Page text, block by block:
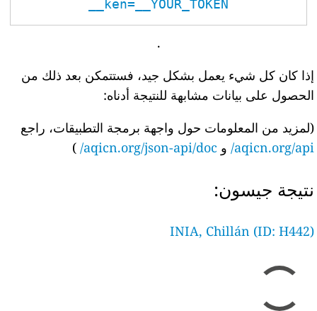
ken=__YOUR_TOKEN__
.
إذا كان كل شيء يعمل بشكل جيد، فستتمكن بعد ذلك من
الحصول على بيانات مشابهة للنتيجة أدناه:
(لمزيد من المعلومات حول واجهة برمجة التطبيقات، راجع
aqicn.org/api/ و aqicn.org/json-api/doc/
)
نتيجة جيسون:
INIA, Chillán (ID: H442)